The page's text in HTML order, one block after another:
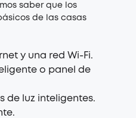
saber que los
de las casas
y una red Wi-Fi.
o panel de
de luz inteligentes.